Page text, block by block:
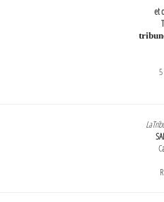
et